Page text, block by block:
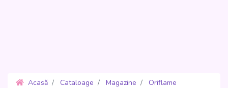
Acasă Cataloage Magazine
Oriflame